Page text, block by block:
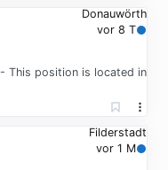
Donauwörth
vor 8 T
This position is located in
Filderstadt
vor 1 M